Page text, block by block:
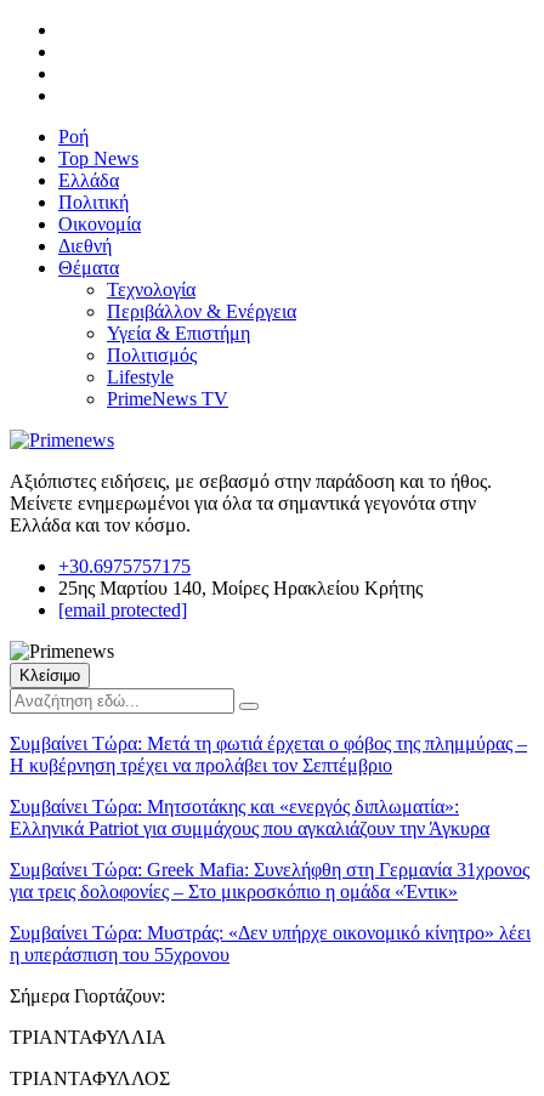
Ροή
Top News
Ελλάδα
Πολιτική
Οικονομία
Διεθνή
Θέματα
Τεχνολογία
Περιβάλλον & Ενέργεια
Υγεία & Επιστήμη
Πολιτισμός
Lifestyle
PrimeNews TV
Αξιόπιστες ειδήσεις, με σεβασμό στην παράδοση και το ήθος.
Μείνετε ενημερωμένοι για όλα τα σημαντικά γεγονότα στην
Ελλάδα και τον κόσμο.
+30.6975757175
25ης Μαρτίου 140, Μοίρες Ηρακλείου Κρήτης
[email protected]
Κλείσιμο
Συμβαίνει Τώρα: Μετά τη φωτιά έρχεται ο φόβος της πλημμύρας –
Η κυβέρνηση τρέχει να προλάβει τον Σεπτέμβριο
Συμβαίνει Τώρα: Μητσοτάκης και «ενεργός διπλωματία»:
Ελληνικά Patriot για συμμάχους που αγκαλιάζουν την Άγκυρα
Συμβαίνει Τώρα: Greek Mafia: Συνελήφθη στη Γερμανία 31χρονος
για τρεις δολοφονίες – Στο μικροσκόπιο η ομάδα «Έντικ»
Συμβαίνει Τώρα: Μυστράς: «Δεν υπήρχε οικονομικό κίνητρο» λέει
η υπεράσπιση του 55χρονου
Σήμερα Γιορτάζουν:
ΤΡΙΑΝΤΑΦΥΛΛΙΑ
ΤΡΙΑΝΤΑΦΥΛΛΟΣ